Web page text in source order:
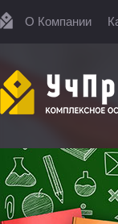
О Компании